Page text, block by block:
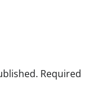
Required